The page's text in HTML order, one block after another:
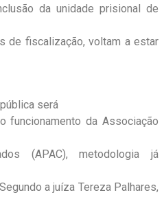
da unidade prisional de
de fiscalização, voltam a estar
será
funcionamento da Associação
(APAC), metodologia já
a juíza Tereza Palhares,